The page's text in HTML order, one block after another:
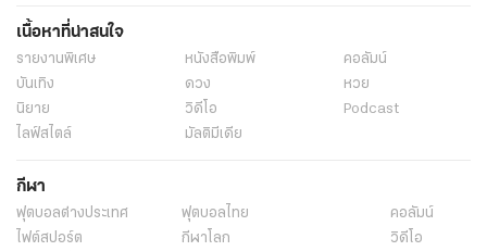
เนื้อหาที่น่าสนใจ
รายงานพิเศษ หนังสือพิมพ์
คอลัมน์
บันเทิง
ดวง
หวย
นิยาย
วิดีโอ
Podcast
ไลฟ์สไตล์
มัลติมีเดีย
กีฬา
ฟุตบอลต่่างประเทศ ฟุตบอลไทย
คอลัมน์
ไฟต์สปอร์ต
กีฬาโลก
วิดีโอ